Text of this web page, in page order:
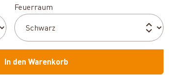
Feuerraum
In den Warenkorb